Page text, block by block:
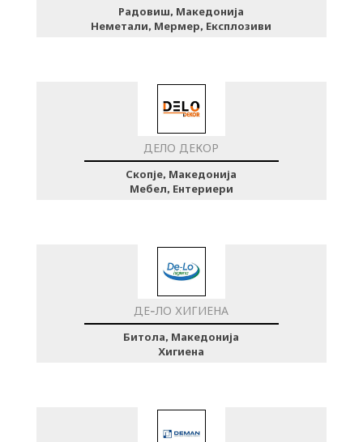
Радовиш, Македонија
Неметали, Мермер, Експлозиви
ДЕЛО ДЕКОР
Скопје, Македонија
Мебел, Ентериери
ДЕ-ЛО ХИГИЕНА
Битола, Македонија
Хигиена